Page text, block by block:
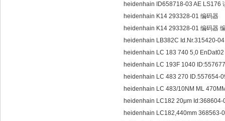
heidenhain ID658718-03 AE LS176
heidenhain K14 293328-01 编码器
heidenhain K14 293328-01 编码器
heidenhain LB382C Id.Nr.315420-
heidenhain LC 183 740 5,0
heidenhain LC 193F 1040
heidenhain LC 483 270 ID.557654-
heidenhain LC 483/10NM ML
heidenhain LC182 20μm Id:368604-
heidenhain LC182,440mm 368563-